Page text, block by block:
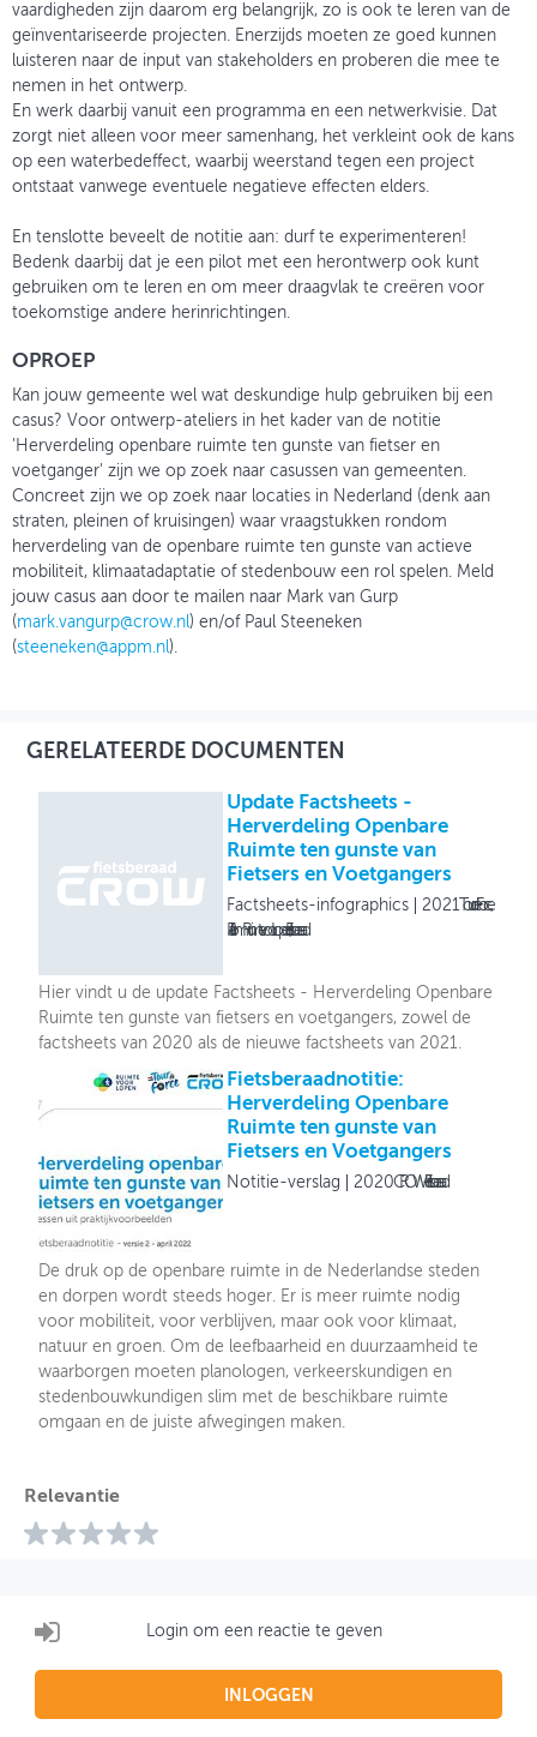
vaardigheden zijn daarom erg belangrijk, zo is ook te leren van de
geïnventariseerde projecten. Enerzijds moeten ze goed kunnen
luisteren naar de input van stakeholders en proberen die mee te
nemen in het ontwerp.
En werk daarbij vanuit een programma en een netwerkvisie. Dat
zorgt niet alleen voor meer samenhang, het verkleint ook de kans
op een waterbedeffect, waarbij weerstand tegen een project
ontstaat vanwege eventuele negatieve effecten elders.
En tenslotte beveelt de notitie aan: durf te experimenteren!
Bedenk daarbij dat je een pilot met een herontwerp ook kunt
gebruiken om te leren en om meer draagvlak te creëren voor
toekomstige andere herinrichtingen.
OPROEP
Kan jouw gemeente wel wat deskundige hulp gebruiken bij een
casus? Voor ontwerp-ateliers in het kader van de notitie
'Herverdeling openbare ruimte ten gunste van fietser en
voetganger' zijn we op zoek naar casussen van gemeenten.
Concreet zijn we op zoek naar locaties in Nederland (denk aan
straten, pleinen of kruisingen) waar vraagstukken rondom
herverdeling van de openbare ruimte ten gunste van actieve
mobiliteit, klimaatadaptatie of stedenbouw een rol spelen. Meld
jouw casus aan door te mailen naar Mark van Gurp
(mark.vangurp@crow.nl) en/of Paul Steeneken
(steeneken@appm.nl).
GERELATEERDE DOCUMENTEN
Update Factsheets -
Herverdeling Openbare
Ruimte ten gunste van
Fietsers en Voetgangers
Factsheets-infographics 2021Tour de Force,
Platform Ruimte voor Lopen, Fietsberaad
Hier vindt u de update Factsheets - Herverdeling Openbare
Ruimte ten gunste van fietsers en voetgangers, zowel de
factsheets van 2020 als de nieuwe factsheets van 2021.
Fietsberaadnotitie:
Herverdeling Openbare
Ruimte ten gunste van
Fietsers en Voetgangers
Notitie-verslag 2020CROW-Fietsberaad
De druk op de openbare ruimte in de Nederlandse steden
en dorpen wordt steeds hoger. Er is meer ruimte nodig
voor mobiliteit, voor verblijven, maar ook voor klimaat,
natuur en groen. Om de leefbaarheid en duurzaamheid te
waarborgen moeten planologen, verkeerskundigen en
stedenbouwkundigen slim met de beschikbare ruimte
omgaan en de juiste afwegingen maken.
Relevantie
Login om een reactie te geven
INLOGGEN